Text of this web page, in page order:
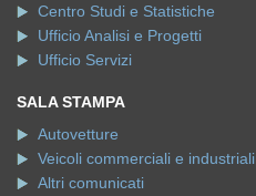
Centro Studi e Statistiche
Ufficio Analisi e Progetti
Ufficio Servizi
SALA STAMPA
Autovetture
Veicoli commerciali e industriali
Altri comunicati